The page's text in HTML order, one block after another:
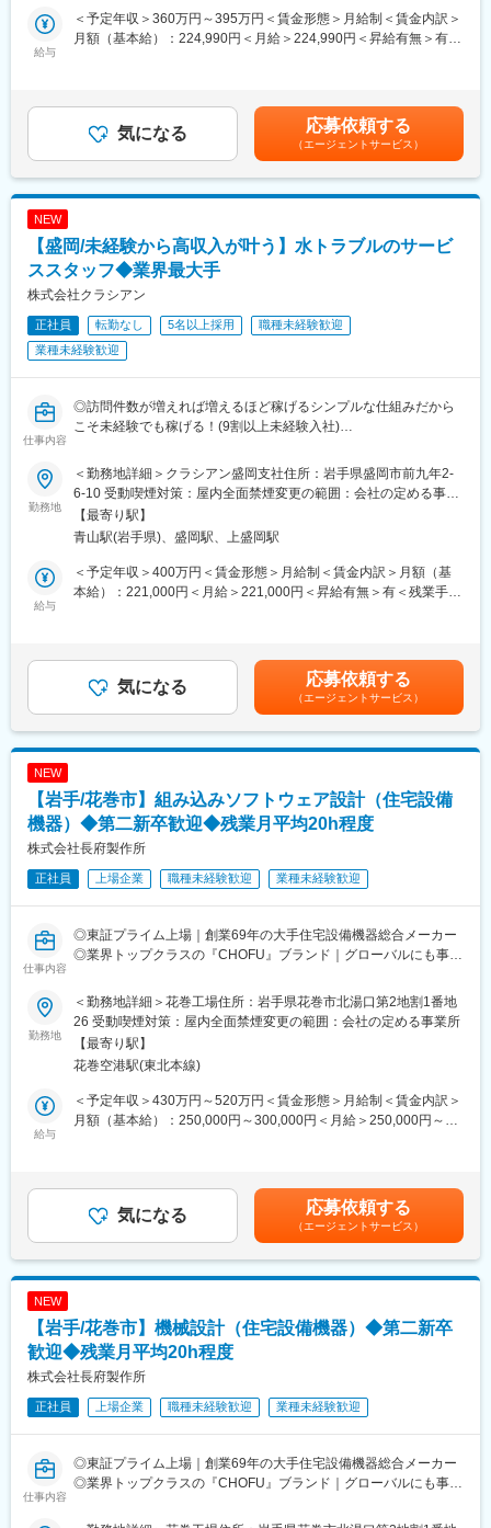
■教育・キャリア：
・入社後1～2か月は各支店・営業所でOJT研修。設置現場や代理
り、質問しやすい雰囲気◎前向きに学ぶ姿勢があれば、機械・イ
ンフラ分野の専門性を着実に高めていける環境です！
も可能です。
工具の販売を担当します。
新規立ち上げやリニューアルにも関わり、顧客と長期的な関係を
築いていく仕事です。
・既存顧客への定期訪問
・車検機器や整備機械工具の提案・販売
・新規整備工場や店舗の立ち上げ支援
また、週休2日制で年間休日123日、ワークライフバランスを保ち
ながら働ける環境が整っています。
■目指せるキャリア：
定期的なキャリアヒアリングを通じて、自身のキャリア形成や能
力開発について明確なビジョンを描くことができます。
リーダーへの昇進など、キャリアアップのチャンスが豊富です。
■組織体制：
OJTをはじめとした各種研修制度が整っており、入社後1カ月はブ
きます。
少人数のチームで密なコミュニケーションを取りながら、チーム
ワークを重視しています。
■当社について：
安全自動車株式会社は、自動車社会の安全を陰ながら支える自動
車検査装置や整備機器を取り扱う創業100年超えの老舗リーディ
ングカンパニーです！当社は最新技術を駆使した製品開発を行
り、ユーザーからは「信頼性が高い」と評されています。
中長期計画として、さらなる技術革新と市場拡大を目指し、安全
と安心を提供することをビジョンとしています。
変更の範囲：会社の定める業務
給与
＜予定年収＞360万円～395万円＜賃金形態＞月給制＜賃金内訳＞
月額（基本給）：224,990円＜月給＞224,990円＜昇給有無＞有＜
下する可能性があります。月給(月額)は固定手当を含めた表記で
す。
気になる 応募依頼する
（エージェントサービス）
NEW
【盛岡/未経験から高収入が叶う】水トラブルのサービ
ススタッフ◆業界最大手
株式会社クラシアン
正社員 転勤なし 5名以上採用
職種未経験歓迎
業種未経験歓迎
仕事内容
◎訪問件数が増えれば増えるほど稼げるシンプルな仕組みだから
こそ未経験でも稼げる！(9割以上未経験入社)
＼クラシアンのサービススタッフの魅力・稼げる仕組みがシンプ
ルでわかりやすい！／
未経験の場合でも小規模の案件からスタートし、訪問件数を増や
すことで稼ぐことができます。経験スキルが上がれば大規模案件
や1件当たりの作業効率が上がるためさらに稼ぐことができます！
水トラブルが発生したお客様の元に駆けつけ、修理・点検を行い
ます。
事務担当から割振連絡が来てからスタートとなり、経験や資格に
■仕事の流れ
自宅から参加のWEBミーティングから1日がスタート！
お客様が割り振られ、現場に向かいます。作業終了後は完了報告
をタブレットにて提出し、見積・請求書をお客様にお送りしま
※1日の訪問4～5件、1件の作業時間は約1時間～1時間半
・水道インフラは必要不可欠！業界1位なので安心して長期就業可
能。
・社用車1人1台支給！自宅に駐車場がない場合、駐車場料金も会
社が負担します。タブレット等お仕事に必要なものも会社がすべ
て負担！
・深夜は協力会社に依頼しているため、夜勤なし。拠点ごとに担
当エリアを決めており、遠方出張や転勤もなし！
・残業は1分単位で支給！シフトは調整可能なので大事なイベント
のお休みなど計画的にとることが可能です◎
1カ月目：先輩と現場訪問。先輩の接客スキルを実際に見ていただ
ます。
3カ月目：先輩同行のもと中心で実際のお宅で作業を進め、その様
子を先輩が判断し、合格後独り立ちです！
変更の範囲：会社の定める業務
勤務地
＜勤務地詳細＞クラシアン盛岡支社住所：岩手県盛岡市前九年2-
6-10 受動喫煙対策：屋内全面禁煙変更の範囲：会社の定める事業
所【最寄り駅】
青山駅(岩手県)、盛岡駅、上盛岡駅
給与
＜予定年収＞400万円＜賃金形態＞月給制＜賃金内訳＞月額（基
本給）：221,000円＜月給＞221,000円＜昇給有無＞有＜残業手当
～120万円、インセンティブは最大年4回【月収平均】1年目／39
万円2年目／53万円3年目／80万円賃金はあくまでも目安の金額で
あり、選考を通じて上下する可能性があります。月給(月額)は固定
手当を含めた表記です。
気になる 応募依頼する
（エージェントサービス）
NEW
【岩手/花巻市】組み込みソフトウェア設計（住宅設備
機器）◆第二新卒歓迎◆残業月平均20h程度
株式会社長府製作所
正社員 上場企業 職種未経験歓迎 業種未経験歓迎
仕事内容
◎東証プライム上場｜創業69年の大手住宅設備機器総合メーカー
◎業界トップクラスの『CHOFU』ブランド｜グローバルにも事業
◎充実の福利厚生｜賞与5.78カ月支給｜社員の定着率90％以上
■職務内容：
住宅設備機器の組み込みソフトウェア設計及び開発業務を担当し
ます。
製品の試作及び性能試験を含めご対応いただきます。
【製品例】
・空調機器：ヒートポンプ式熱源機/FF式温風暖房機/温水暖房シス
テム/石油ストーブ
・システム機器：システムバス/人工大理石浴槽/システムキッチン
製造・販売する住宅設備機器総合メーカーです。ご経験に応じて
担当製品を決定いたします。
■充実した就業環境：
◎完全週休2日（土・日・祝）／リフレッシュ休暇制度（10日間
◎定着率が非常に高く、3年定着率は90％以上！
◎PC自動シャットダウン管理（許可なく夜間や休日にパソコンの
勤務地
＜勤務地詳細＞花巻工場住所：岩手県花巻市北湯口第2地割1番地
26 受動喫煙対策：屋内全面禁煙変更の範囲：会社の定める事業所
【最寄り駅】
花巻空港駅(東北本線)
給与
＜予定年収＞430万円～520万円＜賃金形態＞月給制＜賃金内訳＞
月額（基本給）：250,000円～300,000円＜月給＞250,000円～
■35歳：年収570万円（月給32万円＋各種手当＋賞与2回）賃金は
あくまでも目安の金額であり、選考を通じて上下する可能性があ
ります。月給(月額)は固定手当を含めた表記です。
気になる 応募依頼する
（エージェントサービス）
NEW
【岩手/花巻市】機械設計（住宅設備機器）◆第二新卒
歓迎◆残業月平均20h程度
株式会社長府製作所
正社員 上場企業 職種未経験歓迎 業種未経験歓迎
仕事内容
◎東証プライム上場｜創業69年の大手住宅設備機器総合メーカー
◎業界トップクラスの『CHOFU』ブランド｜グローバルにも事業
◎充実の福利厚生｜賞与5.78カ月支給｜社員の定着率90％以上